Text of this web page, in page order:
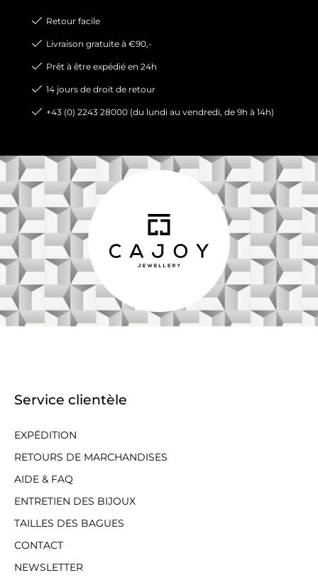
Retour facile
Livraison gratuite à €90,-
Prêt à être expédié en 24h
14 jours de droit de retour
+43 (0) 2243 28000 (du lundi au vendredi, de 9h à 14h)
Service clientèle
EXPÉDITION
RETOURS DE MARCHANDISES
AIDE & FAQ
ENTRETIEN DES BIJOUX
TAILLES DES BAGUES
CONTACT
NEWSLETTER